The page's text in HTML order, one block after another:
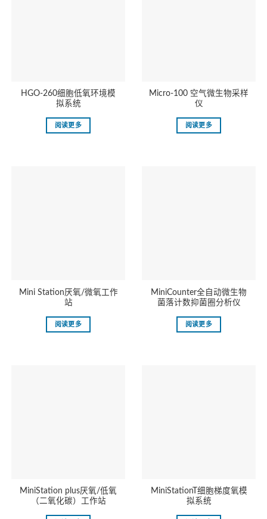
HGO-260细胞低氧环境模
拟系统
阅读更多
Micro-100 空气微生物采样
仪
阅读更多
Mini Station厌氧/微氧工作
站
阅读更多
MiniCounter全自动微生物
菌落计数抑菌圈分析仪
阅读更多
MiniStation plus厌氧/低氧
（二氧化碳）工作站
MiniStationT细胞梯度氧模
拟系统